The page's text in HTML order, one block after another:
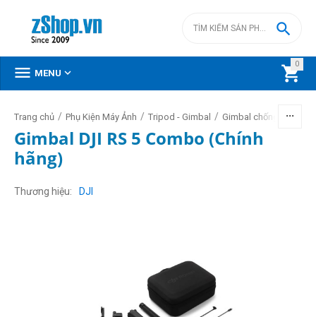
0


 MENU 
Trang chủ / Phụ Kiện Máy Ảnh / Tripod - Gimbal / Gimbal chống rung
Gimbal DJI RS 5 Combo (Chính
hãng)
Thương hiệu DJI